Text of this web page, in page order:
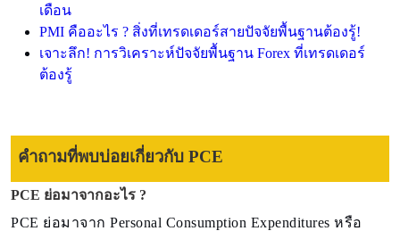
เดือน
PMI คืออะไร ? สิ่งที่เทรดเดอร์สายปัจจัยพื้นฐานต้องรู้!
เจาะลึก! การวิเคราะห์ปัจจัยพื้นฐาน Forex ที่เทรดเดอร์
ต้องรู้
คำถามที่พบบ่อยเกี่ยวกับ PCE
PCE ย่อมาจากอะไร ?
PCE ย่อมาจาก Personal Consumption Expenditures หรือ